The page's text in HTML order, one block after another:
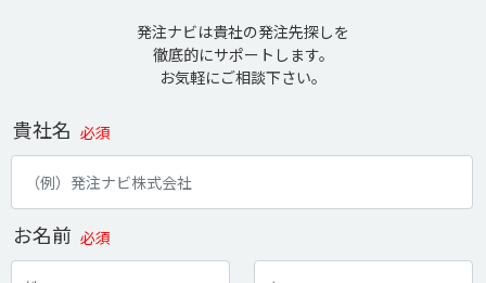
発注ナビは貴社の発注先探しを
徹底的にサポートします。
お気軽にご相談下さい。
貴社名 必須
お名前 必須